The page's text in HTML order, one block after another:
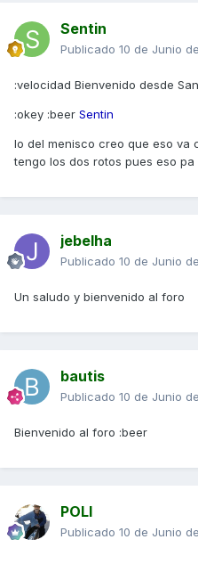
Sentin
Publicado 10 de Junio
:velocidad Bienvenido desde
:okey :beer Sentin
lo del menisco creo que eso va
tengo los dos rotos pues eso pa
jebelha
Publicado 10 de Junio
Un saludo y bienvenido al foro
bautis
Publicado 10 de Junio
Bienvenido al foro :beer
POLI
Publicado 10 de Junio